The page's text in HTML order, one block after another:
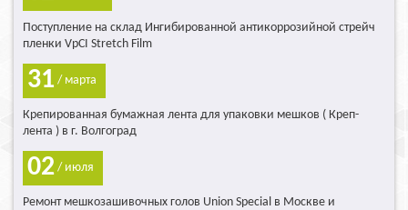
Поступление на склад Ингибированной антикоррозийной стрейч
пленки VpCI Stretch Film
31 / марта
Крепированная бумажная лента для упаковки мешков ( Креп-
лента ) в г. Волгоград
02 / июля
Ремонт мешкозашивочных голов Union Special в Москве и